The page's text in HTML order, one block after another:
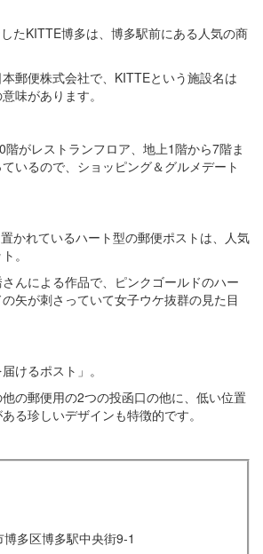
たKITTE博多は、博多駅前にある人気の商
郵便株式会社で、KITTEという施設名は
味があります。
がレストランフロア、地上1階から7階ま
いるので、ショッピング＆グルメデート
かれているハート型の郵便ポストは、人気
。
んによる作品で、ピンクゴールドのハー
矢が刺さっていて女子ウケ抜群の見た目
けるポスト」。
の郵便用の2つの投函口の他に、低い位置
る珍しいデザインも特徴的です。
多区博多駅中央街9-1